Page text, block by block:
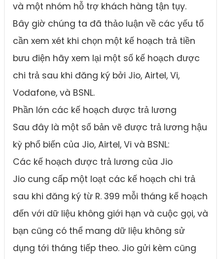
và một nhóm hỗ trợ khách hàng tận tụy.
Bây giờ chúng ta đã thảo luận về các yếu tố
cần xem xét khi chọn một kế hoạch trả tiền
bưu điện hãy xem lại một số kế hoạch được
chi trả sau khi đăng ký bởi Jio, Airtel, Vi,
Vodafone, và BSNL.
Phần lớn các kế hoạch được trả lương
Sau đây là một số bản vẽ được trả lương hậu
kỳ phổ biến của Jio, Airtel, Vi và BSNL:
Các kế hoạch được trả lương của Jio
Jio cung cấp một loạt các kế hoạch chi trả
sau khi đăng ký từ R. 399 mỗi tháng kế hoạch
đến với dữ liệu không giới hạn và cuộc gọi, và
bạn cũng có thể mang dữ liệu không sử
dụng tới tháng tiếp theo. Jio gửi kèm cũng